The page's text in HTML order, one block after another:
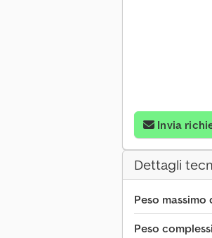
Invia
Dettagli
Peso
Peso